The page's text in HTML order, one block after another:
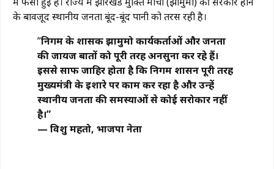
के बावजूद स्थानीय जनता बूंद-बूंद पानी को तरस रही है।
​”निगम के प्रशासक झामुमो कार्यकर्ताओं और जनता
की जायज बातों को पूरी तरह अनसुना कर रहे हैं।
इससे साफ जाहिर होता है कि निगम प्रशासन पूरी तरह
मुख्यमंत्री के इशारे पर काम कर रहा है और उन्हें
स्थानीय जनता की समस्याओं से कोई सरोकार नहीं
है।”
— विशु महतो, भाजपा नेता